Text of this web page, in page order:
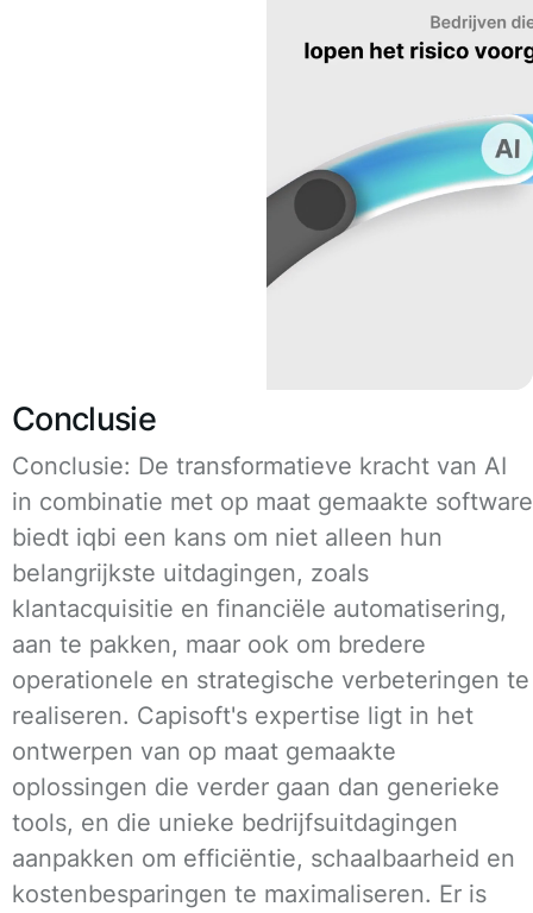
Conclusie
Conclusie: De transformatieve kracht van AI
in combinatie met op maat gemaakte software
biedt iqbi een kans om niet alleen hun
belangrijkste uitdagingen, zoals
klantacquisitie en financiële automatisering,
aan te pakken, maar ook om bredere
operationele en strategische verbeteringen te
realiseren. Capisoft's expertise ligt in het
ontwerpen van op maat gemaakte
oplossingen die verder gaan dan generieke
tools, en die unieke bedrijfsuitdagingen
aanpakken om efficiëntie, schaalbaarheid en
kostenbesparingen te maximaliseren. Er is